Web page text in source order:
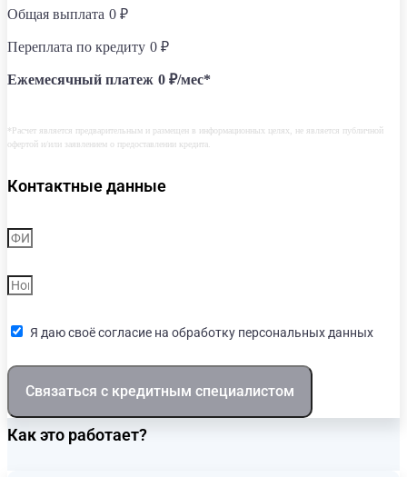
Общая выплата 0 ₽
Переплата по кредиту 0 ₽
Ежемесячный платеж 0 ₽/мес*
*Расчет является предварительным и размещен в информационных целях, не является публичной
офертой и/или заявлением о предоставлении кредита.
Контактные данные
Я даю своё согласие на обработку персональных данных
Связаться с кредитным специалистом
Как это работает?